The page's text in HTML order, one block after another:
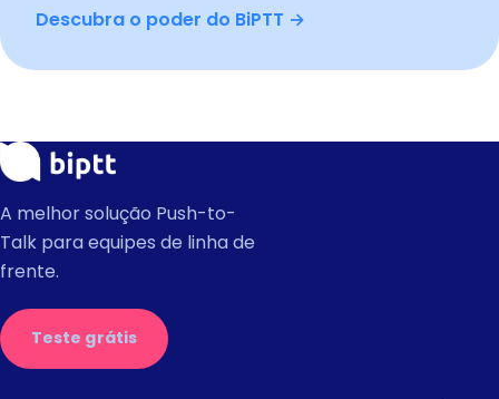
Descubra o poder do BiPTT →
A melhor solução Push-to-
Talk para equipes de linha de
frente.
Teste grátis